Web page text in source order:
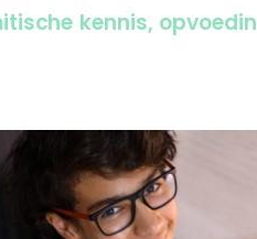
kennis,